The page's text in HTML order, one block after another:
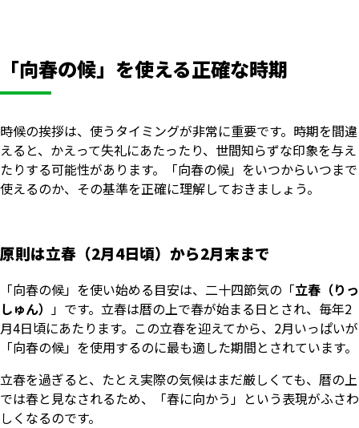
「向春の候」を使える正確な時期
時候の挨拶は、使うタイミングが非常に重要です。時期を間違
えると、かえって失礼にあたったり、世間知らずな印象を与え
たりする可能性があります。「向春の候」をいつからいつまで
使えるのか、その基準を正確に理解しておきましょう。
原則は立春（2月4日頃）から2月末まで
「向春の候」を使い始める目安は、二十四節気の「立春（りっ
しゅん）
」です。立春は暦の上で春が始まる日とされ、毎年2
月4日頃にあたります。この立春を迎えてから、2月いっぱいが
「向春の候」を使用するのに最も適した期間とされています。
立春を過ぎると、たとえ実際の気候はまだ厳しくても、暦の上
では春と見なされるため、「春に向かう」という表現がふさわ
しくなるのです。